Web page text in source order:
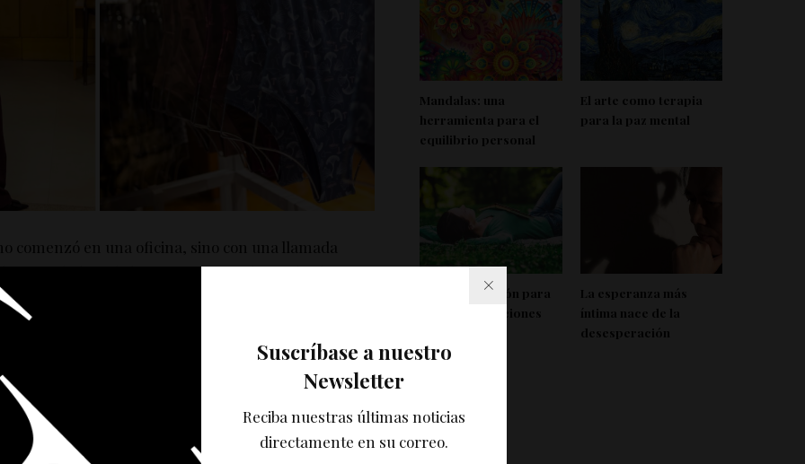
Suscríbase a nuestro
Newsletter
Reciba nuestras últimas noticias
directamente en su correo.
comenzó en una oficina, sino con una llamada
fundadora de la marca, recuerda que la idea
colegio, quien había puesto en marcha su propio
buscando clientes. En esa conversación, su amiga
sino que posteriormente le enseñó los fundamentos
cortar piezas hasta el manejo de patrones.
Mandalas: una
herramienta para el
equilibrio personal
El arte como terapia
para la paz mental
Autorregulación para
afrontar situaciones
La esperanza más
íntima nace de la
desesperación